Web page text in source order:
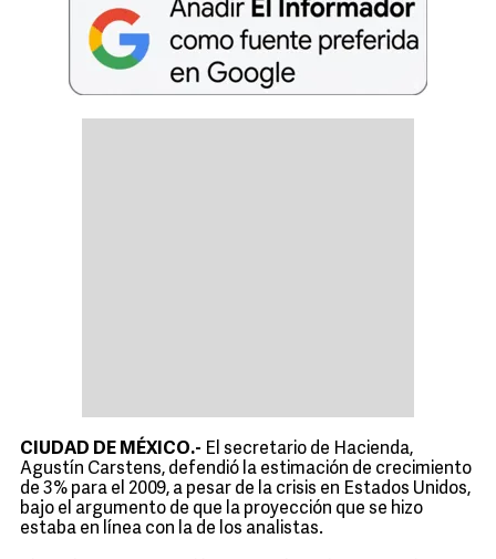
CIUDAD DE MÉXICO.- El secretario de Hacienda,
Agustín Carstens, defendió la estimación de crecimiento
de 3% para el 2009, a pesar de la crisis en Estados Unidos,
bajo el argumento de que la proyección que se hizo
estaba en línea con la de los analistas.